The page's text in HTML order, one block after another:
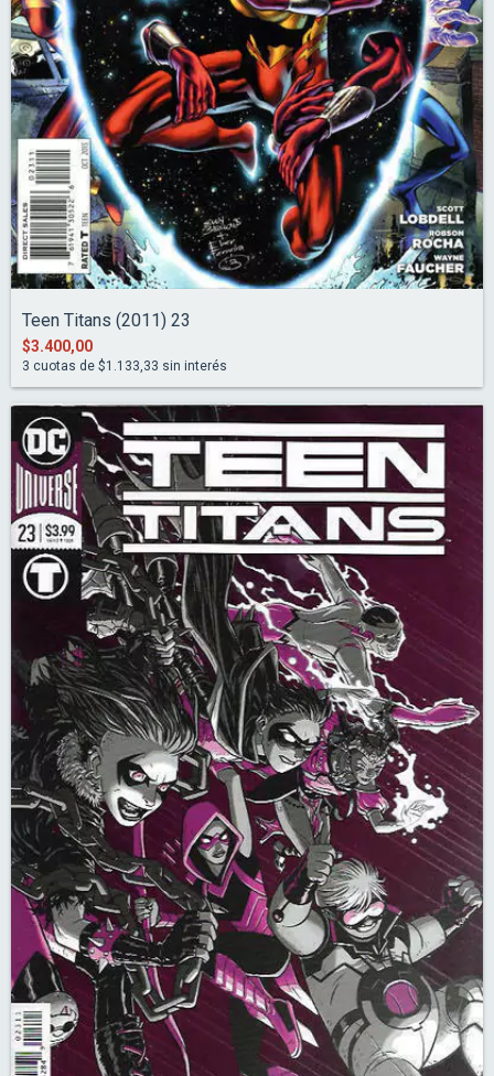
Teen Titans (2011) 23
$3.400,00
3 cuotas de $1.133,33 sin interés